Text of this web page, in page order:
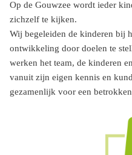
Op de Gouwzee wordt ieder
zichzelf te kijken.
Wij begeleiden de kinderen bij
ontwikkeling door doelen te
werken het team, de kinderen
vanuit zijn eigen kennis en
gezamenlijk voor een